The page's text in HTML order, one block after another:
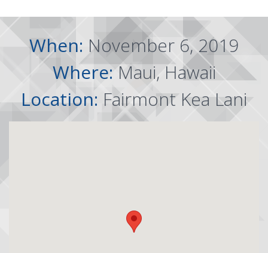
When: November 6, 2019
Where:Maui, Hawaii
Location: Fairmont Kea Lani